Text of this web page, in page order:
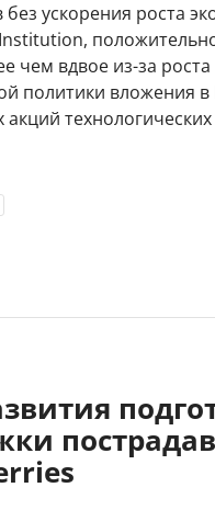
без ускорения роста
чем вдвое из-за
политики вложения
акций